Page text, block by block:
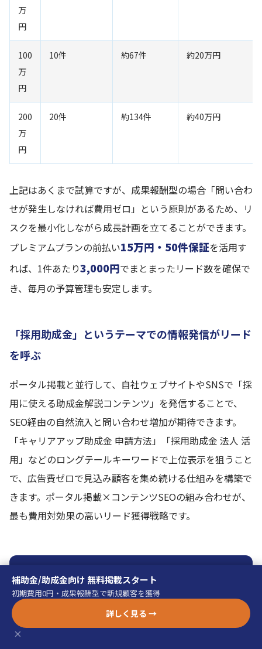
万
円
100
万
円
10件 約67件 約20万円
200
万
円
20件 約134件 約40万円
上記はあくまで試算ですが、成果報酬型の場合「問い合わ
せが発生しなければ費用ゼロ」という原則があるため、リ
スクを最小化しながら成長計画を立てることができます。
プレミアムプランの前払い15万円・50件保証を活用す
れば、1件あたり3,000円でまとまったリード数を確保で
き、毎月の予算管理も安定します。
「採用助成金」というテーマでの情報発信がリード
を呼ぶ
ポータル掲載と並行して、自社ウェブサイトやSNSで「採
用に使える助成金解説コンテンツ」を発信することで、
SEO経由の自然流入と問い合わせ増加が期待できます。
「キャリアアップ助成金 申請方法」「採用助成金 法人 活
用」などのロングテールキーワードで上位表示を狙うこと
で、広告費ゼロで見込み顧客を集め続ける仕組みを構築で
きます。ポータル掲載×コンテンツSEOの組み合わせが、
最も費用対効果の高いリード獲得戦略です。
補助金/助成金向け 集客支援
まるなげ資料請求｜完全成果報酬で新規顧客を
補助金/助成金向け 無料掲載スタート
初期費用0円・成果報酬型で新規顧客を獲得
詳しく見る →
×